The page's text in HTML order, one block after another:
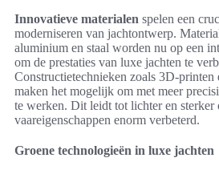
Innovatieve materialen spelen een
moderniseren van jachtontwerp.
aluminium en staal worden nu op een
om de prestaties van luxe jachten te
Constructietechnieken zoals 3D-
maken het mogelijk om met meer
te werken. Dit leidt tot lichter en sterker
vaareigenschappen enorm verbeterd.
Groene technologieën in luxe jachten